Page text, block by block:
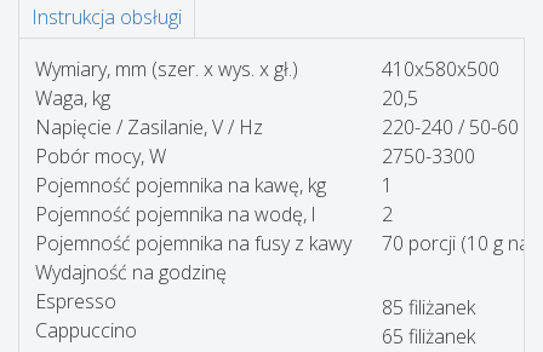
Instrukcja obsługi
Wymiary, mm (szer. x wys. x gł.)
410x580x500
Waga, kg
20,5
Napięcie / Zasilanie, V / Hz
220-240 / 50-60
Pobór mocy, W
2750-3300
Pojemność pojemnika na kawę, kg
1
Pojemność pojemnika na wodę, l
2
Pojemność pojemnika na fusy z kawy
70 porcji (10 g na
Wydajność na godzinę
Espresso
Cappuccino
85 filiżanek
65 filiżanek